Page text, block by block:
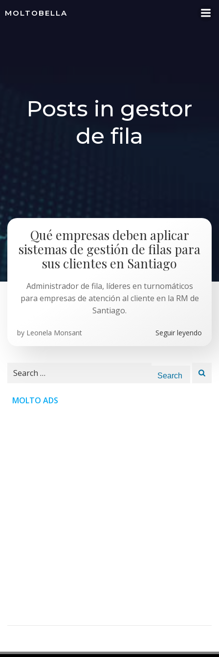
MOLTOBELLA
Posts in gestor
de fila
Qué empresas deben aplicar
sistemas de gestión de filas para
sus clientes en Santiago
Administrador de fila, líderes en turnomáticos
para empresas de atención al cliente en la RM de
Santiago.
by Leonela Monsant Seguir leyendo
Search
MOLTO ADS